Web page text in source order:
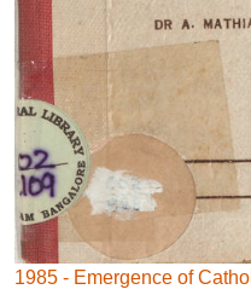
1985 - Emergence of